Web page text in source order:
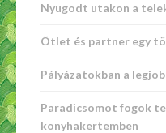
Nyugodt utakon a
Ötlet és partner egy
Pályázatokban a
Paradicsomot fogok
konyhakertemben